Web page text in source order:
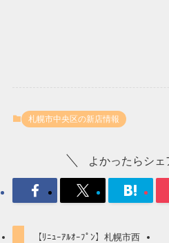
札幌市中央区の新店情報
よかったらシェ
【ﾘﾆｭｰｱﾙｵｰﾌﾟﾝ】札幌市西